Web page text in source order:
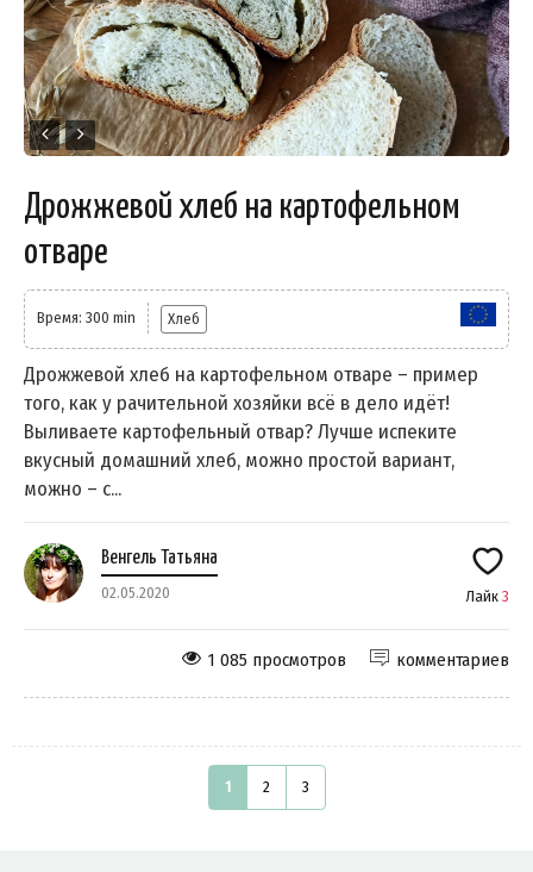
Дрожжевой хлеб на картофельном
отваре
Время: 300 min Хлеб
Дрожжевой хлеб на картофельном отваре – пример
того, как у рачительной хозяйки всё в дело идёт!
Выливаете картофельный отвар? Лучше испеките
вкусный домашний хлеб, можно простой вариант,
можно – с...
Венгель Татьяна
02.05.2020 Лайк 3
комментариев
1 085 просмотров
1 2 3